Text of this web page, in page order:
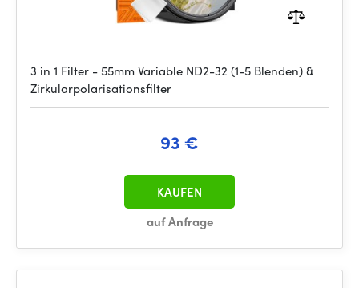
3 in 1 Filter - 55mm Variable ND2-32 (1-5 Blenden) &
Zirkularpolarisationsfilter
93 €
auf Anfrage
KAUFEN